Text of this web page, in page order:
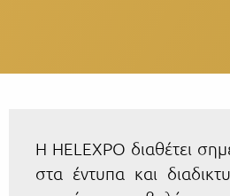
Η HELEXPO διαθέτει
στα έντυπα και